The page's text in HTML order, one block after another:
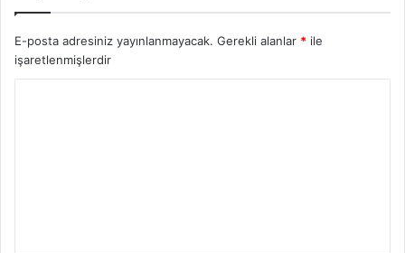
E-posta adresiniz yayınlanmayacak. Gerekli alanlar * ile
işaretlenmişlerdir